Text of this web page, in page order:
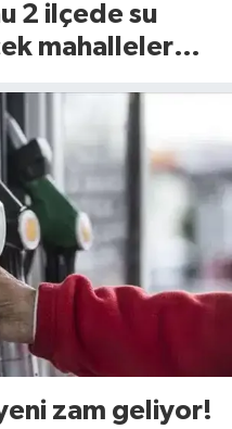
2 ilçede su
mahalleler
zam geliyor!